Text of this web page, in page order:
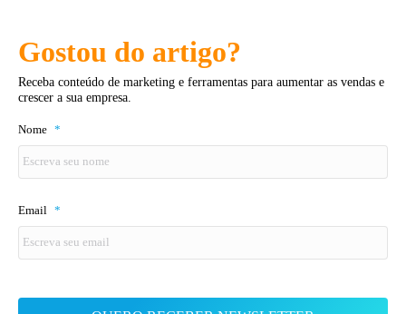
Gostou do artigo?
Receba conteúdo de marketing e ferramentas para aumentar as vendas e
crescer a sua empresa.
Nome *
Email *